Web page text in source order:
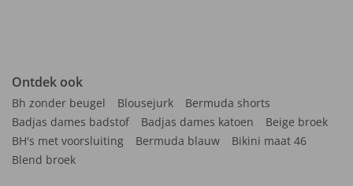
Ontdek ook
Bh zonder beugel Blousejurk
Bermuda shorts
Badjas dames badstof
Badjas dames katoen
Beige broek
BH's met voorsluiting
Bermuda blauw
Bikini maat 46
Blend broek